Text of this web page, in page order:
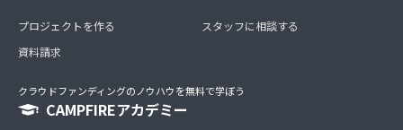
プロジェクトを作る
資料請求
スタッフに相談する
クラウドファンディングのノウハウを無料で学ぼう
CAMPFIREアカデミー